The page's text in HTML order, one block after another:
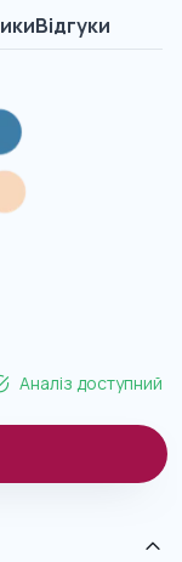
Відгуки
Аналіз доступний